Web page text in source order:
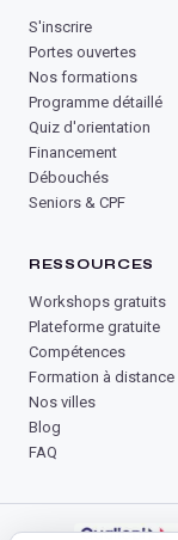
S'inscrire
Portes ouvertes
Nos formations
Programme détaillé
Quiz d'orientation
Financement
Débouchés
Seniors & CPF
RESSOURCES
Workshops gratuits
Plateforme gratuite
Compétences
Formation à distance
Nos villes
Blog
FAQ